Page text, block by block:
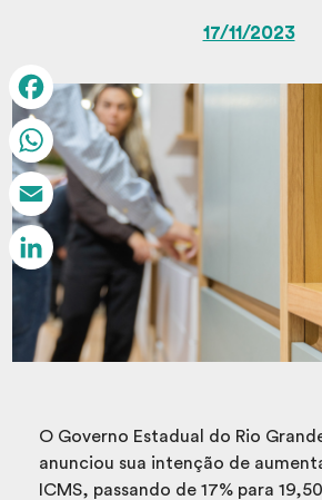
17/11/2023
O Governo Estadual do Rio
anunciou sua intenção de
ICMS, passando de 17% para
Facebook
WhatsApp
Email
LinkedIn